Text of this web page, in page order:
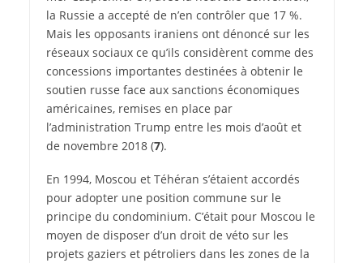
la Russie a accepté de n’en contrôler que 17 %.
Mais les opposants iraniens ont dénoncé sur les
réseaux sociaux ce qu’ils considèrent comme des
concessions importantes destinées à obtenir le
soutien russe face aux sanctions économiques
américaines, remises en place par
l’administration Trump entre les mois d’août et
de novembre 2018 (7).
En 1994, Moscou et Téhéran s’étaient accordés
pour adopter une position commune sur le
principe du condominium. C’était pour Moscou le
moyen de disposer d’un droit de véto sur les
projets gaziers et pétroliers dans les zones de la